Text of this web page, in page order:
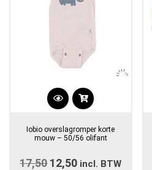
Iobio overslagromper korte
mouw – 50/56 olifant
17,50 Oorspronkelijke
12,50 Huidige
incl. BTW